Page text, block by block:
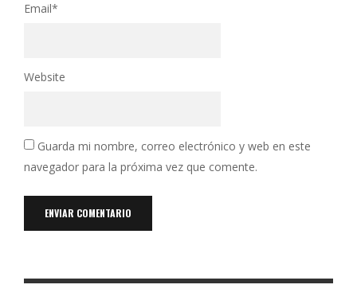
Email*
Website
Guarda mi nombre, correo electrónico y web en este
navegador para la próxima vez que comente.